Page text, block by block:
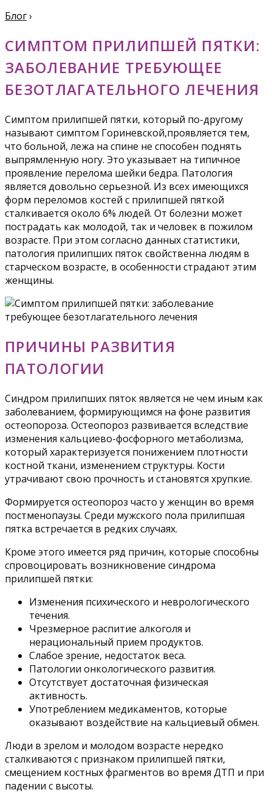
Блог›
СИМПТОМ ПРИЛИПШЕЙ ПЯТКИ:
ЗАБОЛЕВАНИЕ ТРЕБУЮЩЕЕ
БЕЗОТЛАГАТЕЛЬНОГО ЛЕЧЕНИЯ
Симптом прилипшей пятки, который по-другому
называют симптом Гориневской,проявляется тем,
что больной, лежа на спине не способен поднять
выпрямленную ногу. Это указывает на типичное
проявление перелома шейки бедра. Патология
является довольно серьезной. Из всех имеющихся
форм переломов костей с прилипшей пяткой
сталкивается около 6% людей. От болезни может
пострадать как молодой, так и человек в пожилом
возрасте. При этом согласно данных статистики,
патология прилипших пяток свойственна людям в
старческом возрасте, в особенности страдают этим
женщины.
ПРИЧИНЫ РАЗВИТИЯ
ПАТОЛОГИИ
Синдром прилипших пяток является не чем иным как
заболеванием, формирующимся на фоне развития
остеопороза. Остеопороз развивается вследствие
изменения кальциево-фосфорного метаболизма,
который характеризуется понижением плотности
костной ткани, изменением структуры. Кости
утрачивают свою прочность и становятся хрупкие.
Формируется остеопороз часто у женщин во время
постменопаузы. Среди мужского пола прилипшая
пятка встречается в редких случаях.
Кроме этого имеется ряд причин, которые способны
спровоцировать возникновение синдрома
прилипшей пятки:
Изменения психического и неврологического
течения.
Чрезмерное распитие алкоголя и
нерациональный прием продуктов.
Слабое зрение, недостаток веса.
Патологии онкологического развития.
Отсутствует достаточная физическая
активность.
Употреблением медикаментов, которые
оказывают воздействие на кальциевый обмен.
Люди в зрелом и молодом возрасте нередко
сталкиваются с признаком прилипшей пятки,
смещением костных фрагментов во время ДТП и при
падении с высоты.